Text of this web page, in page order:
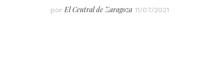
por El Central de Zaragoza 11/07/2021